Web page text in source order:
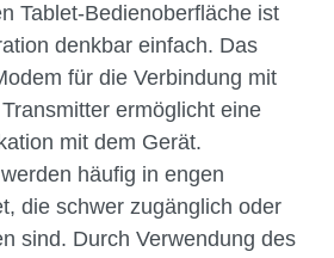
Tablet-Bedienoberfläche ist
denkbar einfach. Das
für die Verbindung mit
ermöglicht eine
mit dem Gerät.
häufig in engen
die schwer zugänglich oder
sind. Durch Verwendung des